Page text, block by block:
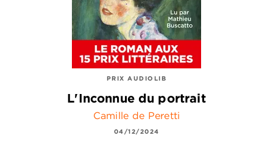
PRIX AUDIOLIB
L'Inconnue du portrait
Camille de Peretti
04/12/2024